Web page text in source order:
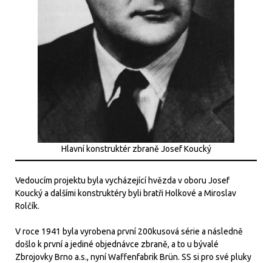
Hlavní konstruktér zbraně Josef Koucký
Vedoucím projektu byla vycházející hvězda v oboru Josef
Koucký a dalšími konstruktéry byli bratři Holkové a Miroslav
Rolčík.
V roce 1941 byla vyrobena první 200kusová série a následně
došlo k první a jediné objednávce zbraně, a to u bývalé
Zbrojovky Brno a.s., nyní Waffenfabrik Brün. SS si pro své pluky